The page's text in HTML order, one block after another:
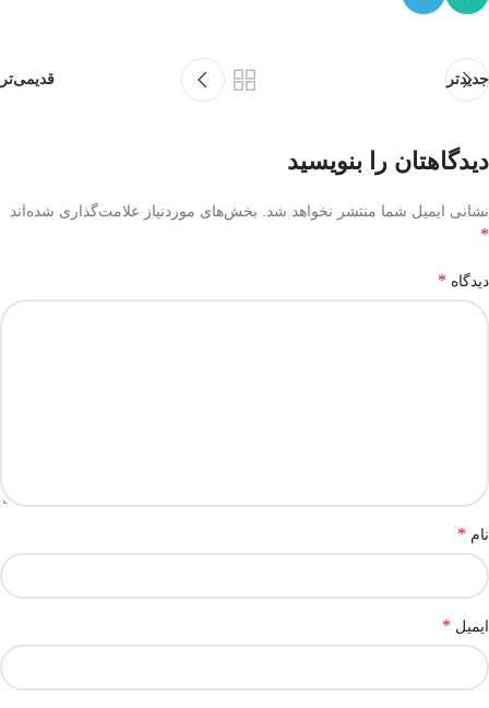
جدیدتر قدیمی‌تر
دیدگاهتان را بنویسید
نشانی ایمیل شما منتشر نخواهد شد. بخش‌های موردنیاز علامت‌گذاری شده‌اند
*
دیدگاه *
نام *
ایمیل *